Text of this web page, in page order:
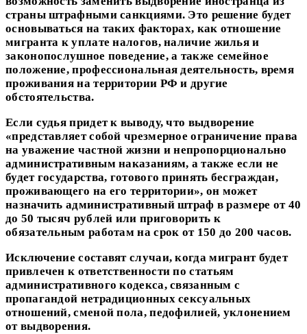
страны штрафными санкциями. Это решение будет
основываться на таких факторах, как отношение
мигранта к уплате налогов, наличие жилья и
законопослушное поведение, а также семейное
положение, профессиональная деятельность, время
проживания на территории РФ и другие
обстоятельства.
Если судья придет к выводу, что выдворение
«представляет собой чрезмерное ограничение права
на уважение частной жизни и непропорционально
административным наказаниям, а также если не
будет государства, готового принять бесграждан,
проживающего на его территории», он может
назначить административный штраф в размере от 40
до 50 тысяч рублей или приговорить к
обязательным работам на срок от 150 до 200 часов.
Исключение составят случаи, когда мигрант будет
привлечен к ответственности по статьям
административного кодекса, связанным с
пропагандой нетрадиционных сексуальных
отношений, сменой пола, педофилией, уклонением
от выдворения.